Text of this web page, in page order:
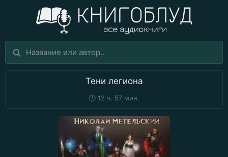
Тени легиона
🕒12 ч. 57 мин.